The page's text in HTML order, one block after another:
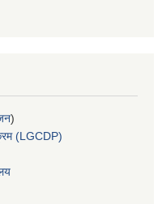
)
(LGCDP)